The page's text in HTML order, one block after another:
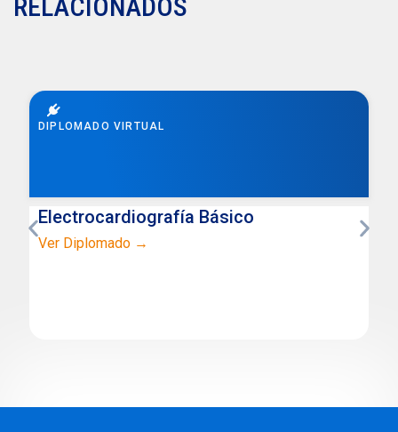
RELACIONADOS
DIPLOMADO VIRTUAL
Electrocardiografía Básico
Ver Diplomado →